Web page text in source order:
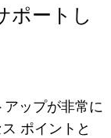
ポートし
ップが非常に
ポイントと